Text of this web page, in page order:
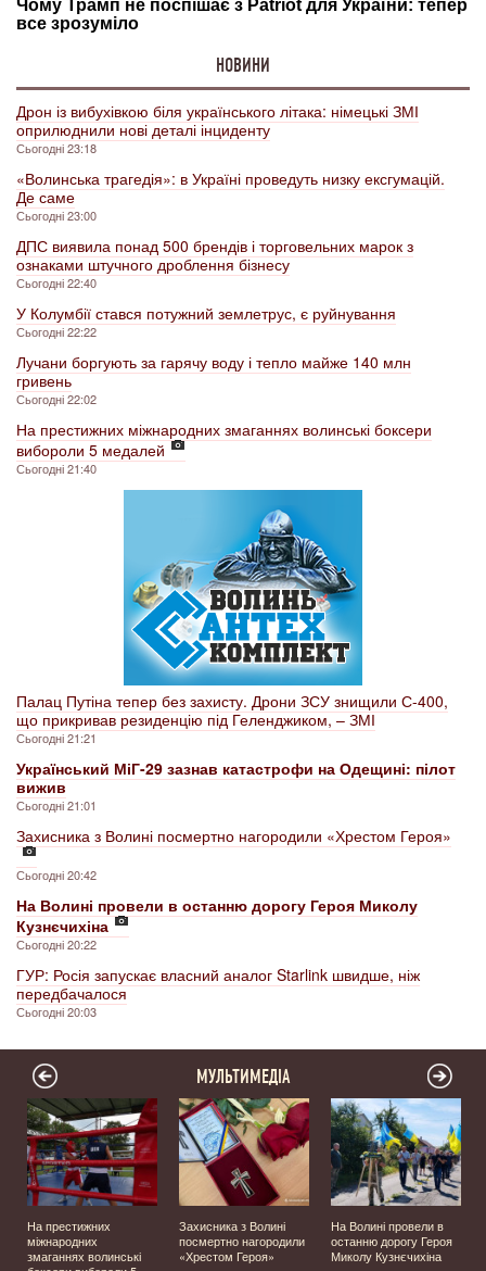
НОВИНИ
Дрон із вибухівкою біля українського літака: німецькі ЗМІ
оприлюднили нові деталі інциденту
Сьогодні 23:18
«Волинська трагедія»: в Україні проведуть низку ексгумацій.
Де саме
Сьогодні 23:00
ДПС виявила понад 500 брендів і торговельних марок з
ознаками штучного дроблення бізнесу
Сьогодні 22:40
У Колумбії стався потужний землетрус, є руйнування
Сьогодні 22:22
Лучани боргують за гарячу воду і тепло майже 140 млн
гривень
Сьогодні 22:02
На престижних міжнародних змаганнях волинські боксери
вибороли 5 медалей
Сьогодні 21:40
Палац Путіна тепер без захисту. Дрони ЗСУ знищили С-400,
що прикривав резиденцію під Геленджиком, – ЗМІ
Сьогодні 21:21
Український МіГ-29 зазнав катастрофи на Одещині: пілот
вижив
Сьогодні 21:01
Захисника з Волині посмертно нагородили «Хрестом Героя»
Сьогодні 20:42
На Волині провели в останню дорогу Героя Миколу
Кузнєчихіна
Сьогодні 20:22
ГУР: Росія запускає власний аналог Starlink швидше, ніж
передбачалося
Сьогодні 20:03
МУЛЬТИМЕДІА
На престижних
міжнародних
змаганнях волинські
Захисника з Волині
посмертно нагородили
«Хрестом Героя»
На Волині провели в
останню дорогу Героя
Миколу Кузнєчихіна